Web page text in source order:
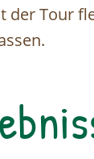
der Tour